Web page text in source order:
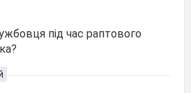
під час раптового